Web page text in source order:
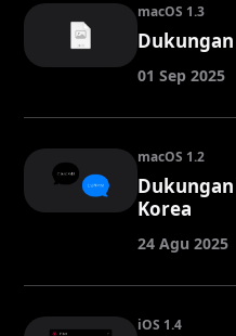
macOS 1.3
Dukungan
01 Sep 2025
macOS 1.2
Dukungan
Korea
24 Agu 2025
iOS 1.4